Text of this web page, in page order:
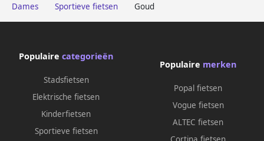
Dames Sportieve fietsen Goud
Populaire categorieën
Stadsfietsen
Elektrische fietsen
Kinderfietsen
Sportieve fietsen
Populaire merken
Popal fietsen
Vogue fietsen
ALTEC fietsen